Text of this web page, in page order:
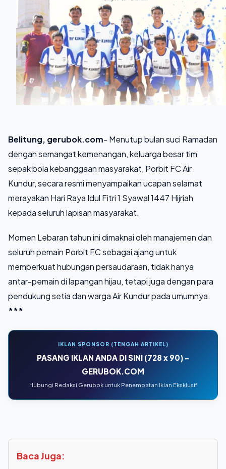
Belitung, gerubok.com- Menutup bulan suci Ramadan
dengan semangat kemenangan, keluarga besar tim
sepak bola kebanggaan masyarakat, Porbit FC Air
Kundur, secara resmi menyampaikan ucapan selamat
merayakan Hari Raya Idul Fitri 1 Syawal 1447 Hijriah
kepada seluruh lapisan masyarakat.
Momen Lebaran tahun ini dimaknai oleh manajemen dan
seluruh pemain Porbit FC sebagai ajang untuk
memperkuat hubungan persaudaraan, tidak hanya
antar-pemain di lapangan hijau, tetapi juga dengan para
pendukung setia dan warga Air Kundur pada umumnya.
***
IKLAN SPONSOR (TENGAH ARTIKEL)
PASANG IKLAN ANDA DI SINI (728 x 90) -
GERUBOK.COM
Hubungi Redaksi Gerubok untuk Penempatan Iklan Eksklusif
Baca Juga: